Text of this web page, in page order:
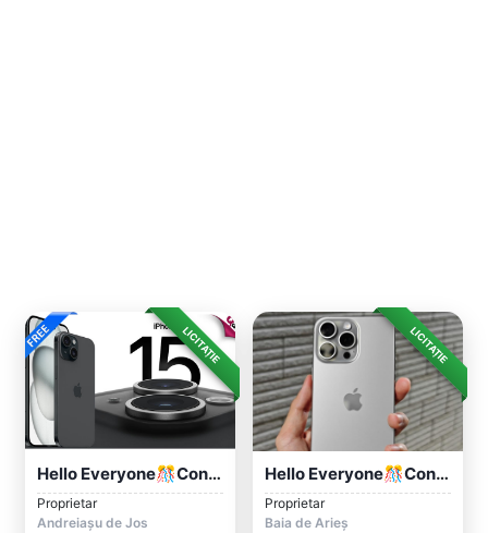
LICITAȚIE
Hello Everyone🎊Congratulations🎊
Proprietar
Andreiașu de Jos
LICITAȚIE
Hello Everyone🎊Congratulations🎊
Proprietar
Baia de Arieș